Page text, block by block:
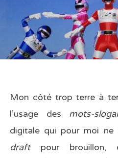
Mon côté trop terre à
l’usage des mots-
digitale qui pour moi ne
draftpour brouillon,